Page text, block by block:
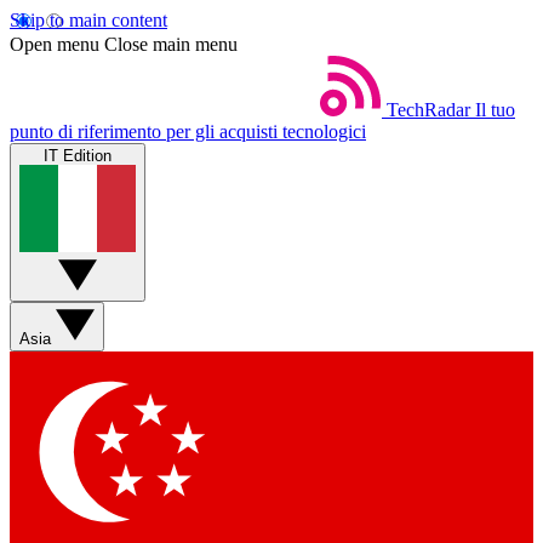
Skip to main content
Open menu Close main menu
TechRadar Il tuo
punto di riferimento per gli acquisti tecnologici
IT Edition
Asia